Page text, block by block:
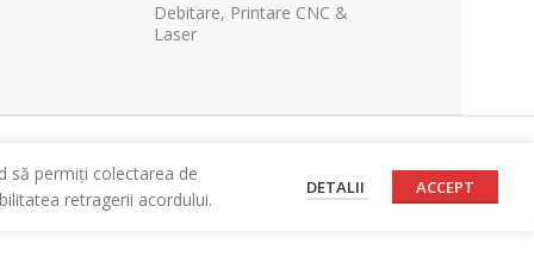
Debitare, Printare CNC &
Laser
să permiți colectarea de
retragerii acordului.
DETALII ACCEPT